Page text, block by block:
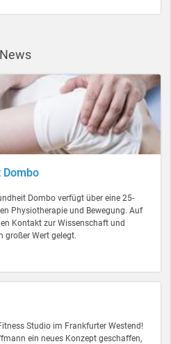
News
Dombo verfügt über eine 25-
Physiotherapie und Bewegung. Auf
Kontakt zur Wissenschaft und
großer Wert gelegt.
Studio im Frankfurter Westend!
ein neues Konzept geschaffen,